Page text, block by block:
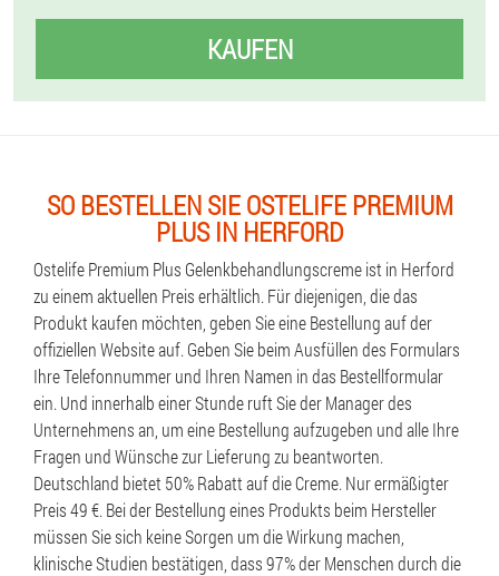
KAUFEN
SO BESTELLEN SIE OSTELIFE PREMIUM
PLUS IN HERFORD
Ostelife Premium Plus Gelenkbehandlungscreme ist in Herford
zu einem aktuellen Preis erhältlich. Für diejenigen, die das
Produkt kaufen möchten, geben Sie eine Bestellung auf der
offiziellen Website auf. Geben Sie beim Ausfüllen des Formulars
Ihre Telefonnummer und Ihren Namen in das Bestellformular
ein. Und innerhalb einer Stunde ruft Sie der Manager des
Unternehmens an, um eine Bestellung aufzugeben und alle Ihre
Fragen und Wünsche zur Lieferung zu beantworten.
Deutschland bietet 50% Rabatt auf die Creme. Nur ermäßigter
Preis 49 €. Bei der Bestellung eines Produkts beim Hersteller
müssen Sie sich keine Sorgen um die Wirkung machen,
klinische Studien bestätigen, dass 97% der Menschen durch die